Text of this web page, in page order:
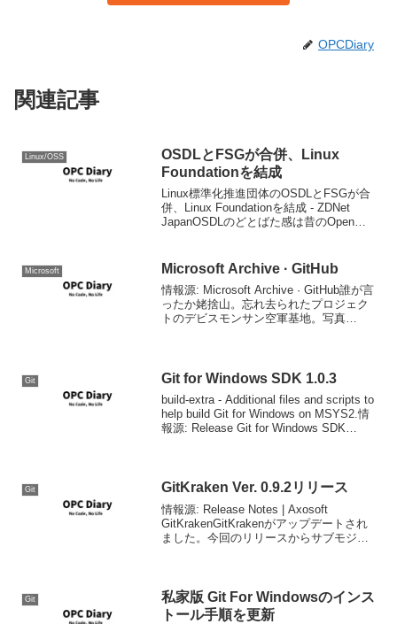
OPCDiary
関連記事
Linux/OSS
OSDLとFSGが合併、Linux
Foundationを結成
Linux標準化推進団体のOSDLとFSGが合
併、Linux Foundationを結成 - ZDNet
JapanOSDLのどとばた感は昔のOpen
れ...
Microsoft Microsoft Archive · GitHub
情報源: Microsoft Archive · GitHub誰が言
ったか姥捨山。忘れ去られたプロジェク
トのデビスモンサン空軍基地。写真
Git Git for Windows SDK 1.0.3
build-extra - Additional files and scripts to
help build Git for Windows on MSYS2.情
報源: Release Git for Windows SDK
Git GitKraken Ver. 0.9.2リリース
情報源: Release Notes | Axosoft
GitKrakenGitKrakenがアップデートされ
ました。今回のリリースからサブモジュ
Git
私家版 Git For Windowsのインス
トール手順を更新